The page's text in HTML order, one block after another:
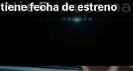
tiene fecha de estreno